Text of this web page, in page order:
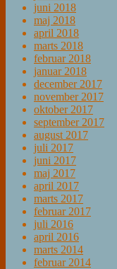
juni 2018
maj 2018
april 2018
marts 2018
februar 2018
januar 2018
december 2017
november 2017
oktober 2017
september 2017
august 2017
juli 2017
juni 2017
maj 2017
april 2017
marts 2017
februar 2017
juli 2016
april 2016
marts 2014
februar 2014